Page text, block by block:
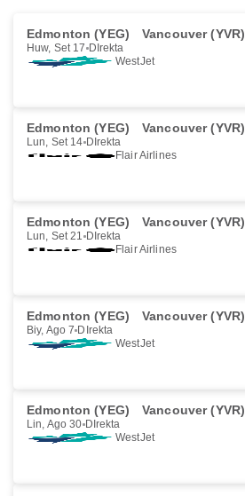
Edmonton (YEG) Vancouver (YVR)
Huw, Set 17 DIrekta
WestJet
Edmonton (YEG) Vancouver (YVR)
Lun, Set 14 DIrekta
Flair Airlines
Edmonton (YEG) Vancouver (YVR)
Lun, Set 21 DIrekta
Flair Airlines
Edmonton (YEG) Vancouver (YVR)
Biy, Ago 7 DIrekta
WestJet
Edmonton (YEG) Vancouver (YVR)
Lin, Ago 30 DIrekta
WestJet